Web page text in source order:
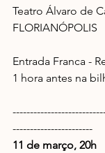
Teatro Álvaro de
FLORIANÓPOLIS
Entrada Franca -
1 hora antes na
-----------------------
11 de março, 20h